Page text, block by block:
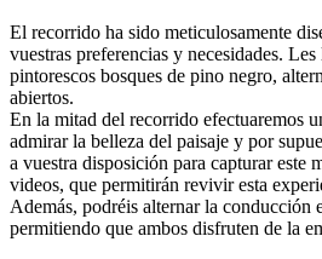
El recorrido ha sido meticulosamente
vuestras preferencias y necesidades.
pintorescos bosques de pino negro,
abiertos.
En la mitad del recorrido efectuaremos
admirar la belleza del paisaje y por
a vuestra disposición para capturar este
videos, que permitirán revivir esta
Además, podréis alternar la conducción
permitiendo que ambos disfruten de la